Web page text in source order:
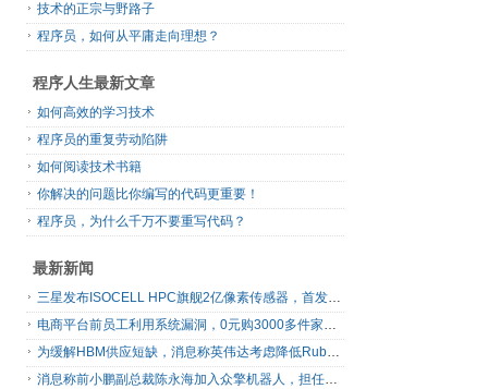
技术的正宗与野路子
程序员，如何从平庸走向理想？
程序人生最新文章
如何高效的学习技术
程序员的重复劳动陷阱
如何阅读技术书籍
你解决的问题比你编写的代码更重要！
程序员，为什么千万不要重写代码？
最新新闻
三星发布ISOCELL HPC旗舰2亿像素传感器，首发16-bit RAW输出
电商平台前员工利用系统漏洞，0元购3000多件家电！
为缓解HBM供应短缺，消息称英伟达考虑降低Rubin Ultra GPU配置
消息称前小鹏副总裁陈永海加入众擎机器人，担任运营总裁